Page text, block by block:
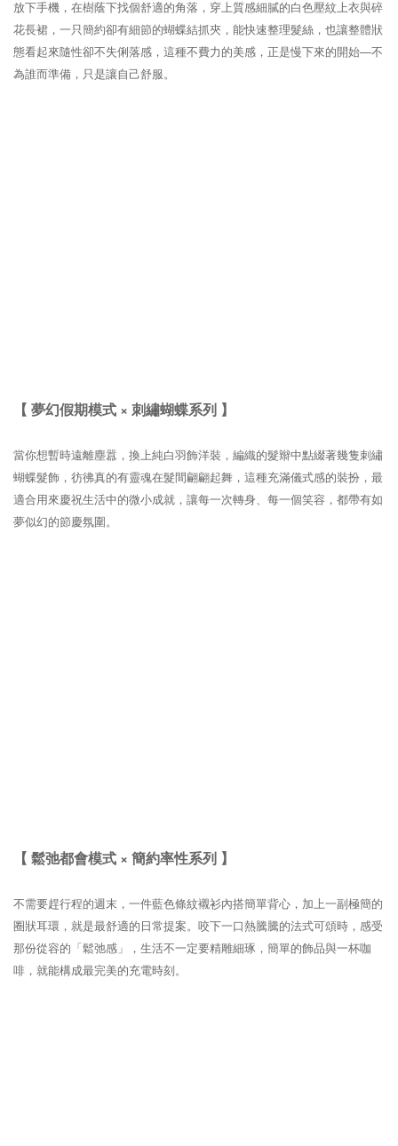
放下手機，在樹蔭下找個舒適的角落，穿上質感細膩的白色壓紋上衣與碎
花長裙，一只簡約卻有細節的蝴蝶結抓夾，能快速整理髮絲，也讓整體狀
態看起來隨性卻不失俐落感，這種不費力的美感，正是慢下來的開始—不
為誰而準備，只是讓自己舒服。
【 夢幻假期模式 × 刺繡蝴蝶系列 】
當你想暫時遠離塵囂，換上純白羽飾洋裝，編織的髮辮中點綴著幾隻刺繡
蝴蝶髮飾，彷彿真的有靈魂在髮間翩翩起舞，這種充滿儀式感的裝扮，最
適合用來慶祝生活中的微小成就，讓每一次轉身、每一個笑容，都帶有如
夢似幻的節慶氛圍。
【 鬆弛都會模式 × 簡約率性系列 】
不需要趕行程的週末，一件藍色條紋襯衫內搭簡單背心，加上一副極簡的
圈狀耳環，就是最舒適的日常提案。咬下一口熱騰騰的法式可頌時，感受
那份從容的「鬆弛感」，生活不一定要精雕細琢，簡單的飾品與一杯咖
啡，就能構成最完美的充電時刻。